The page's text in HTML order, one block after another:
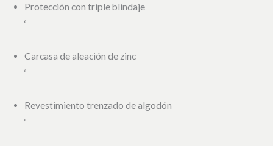
Protección con triple blindaje
‘
Carcasa de aleación de zinc
‘
Revestimiento trenzado de algodón
‘